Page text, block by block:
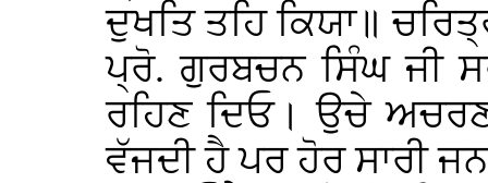
ਦੁਖਤਿ ਤਹਿ ਕਿਯਾ॥
ਪ੍ਰੋ. ਗੁਰਬਚਨ ਸਿੰਘ ਜੀ
ਰਹਿਣ ਦਿਓ। ਉਚੇ
ਵੱਜਦੀ ਹੈ ਪਰ ਹੋਰ ਸਾਰੀ